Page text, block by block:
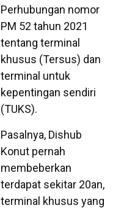
Perhubungan nomor
PM 52 tahun 2021
tentang terminal
khusus (Tersus) dan
terminal untuk
kepentingan sendiri
(TUKS).
Pasalnya, Dishub
Konut pernah
membeberkan
terdapat sekitar 20an,
terminal khusus yang